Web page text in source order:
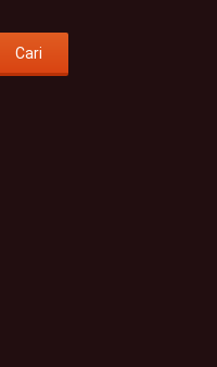
Cari